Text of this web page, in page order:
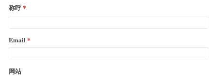
称呼
Email
网站